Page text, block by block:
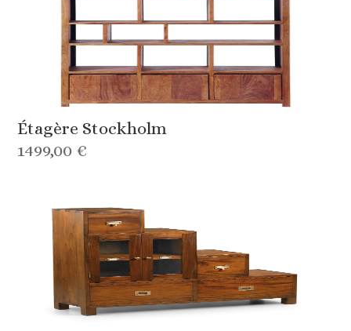
Étagère Stockholm
1499,00 €